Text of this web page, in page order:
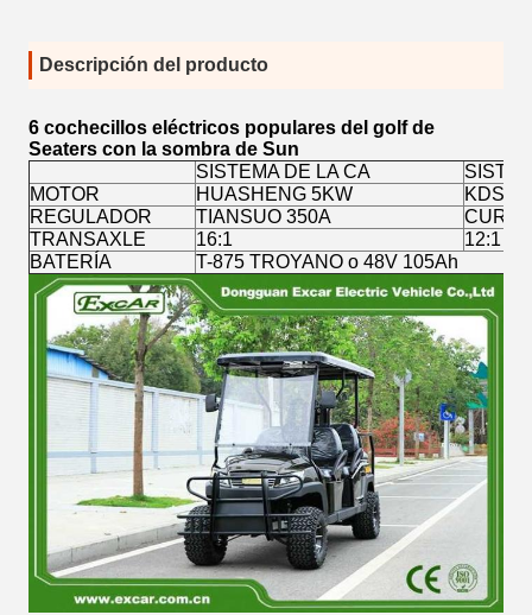
Descripción del producto
6 cochecillos eléctricos populares del golf de
Seaters con la sombra de Sun
SISTEMA DE LA CA
MOTOR
HUASHENG 5KW
KDS
REGULADOR
TIANSUO 350A
TRANSAXLE
16:1
12:1
BATERÍA
T-875 TROYANO o 48V 105Ah